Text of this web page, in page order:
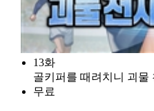
13화
골키퍼를 때려치니 괴물
무료